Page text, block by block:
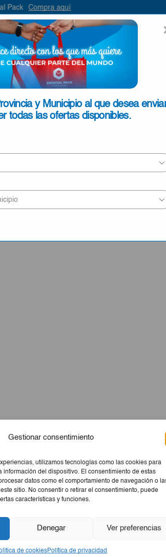
Gestionar consentimiento
utilizamos tecnologías como las cookies para
información del dispositivo. El consentimiento de estas
datos como el comportamiento de navegación o
sitio. No consentir o retirar el consentimiento, puede
características y funciones.
Denegar Ver preferencias
de cookiesPolítica de privacidad
y Municipio al que desea
todas las ofertas disponibles.
aquí
Compresa Secretisima Noche
11 personas revisando este producto ahora
producto puede ser entregado en Pinar del
Mayabeque, La Habana, Matanzas, Cienfuegos,